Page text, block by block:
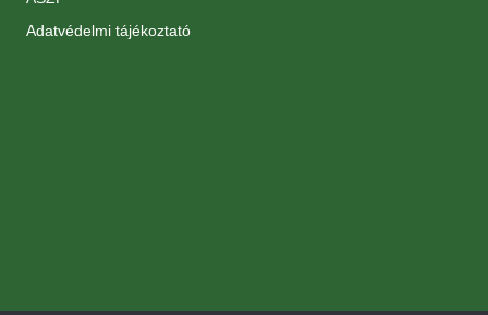
Adatvédelmi tájékoztató